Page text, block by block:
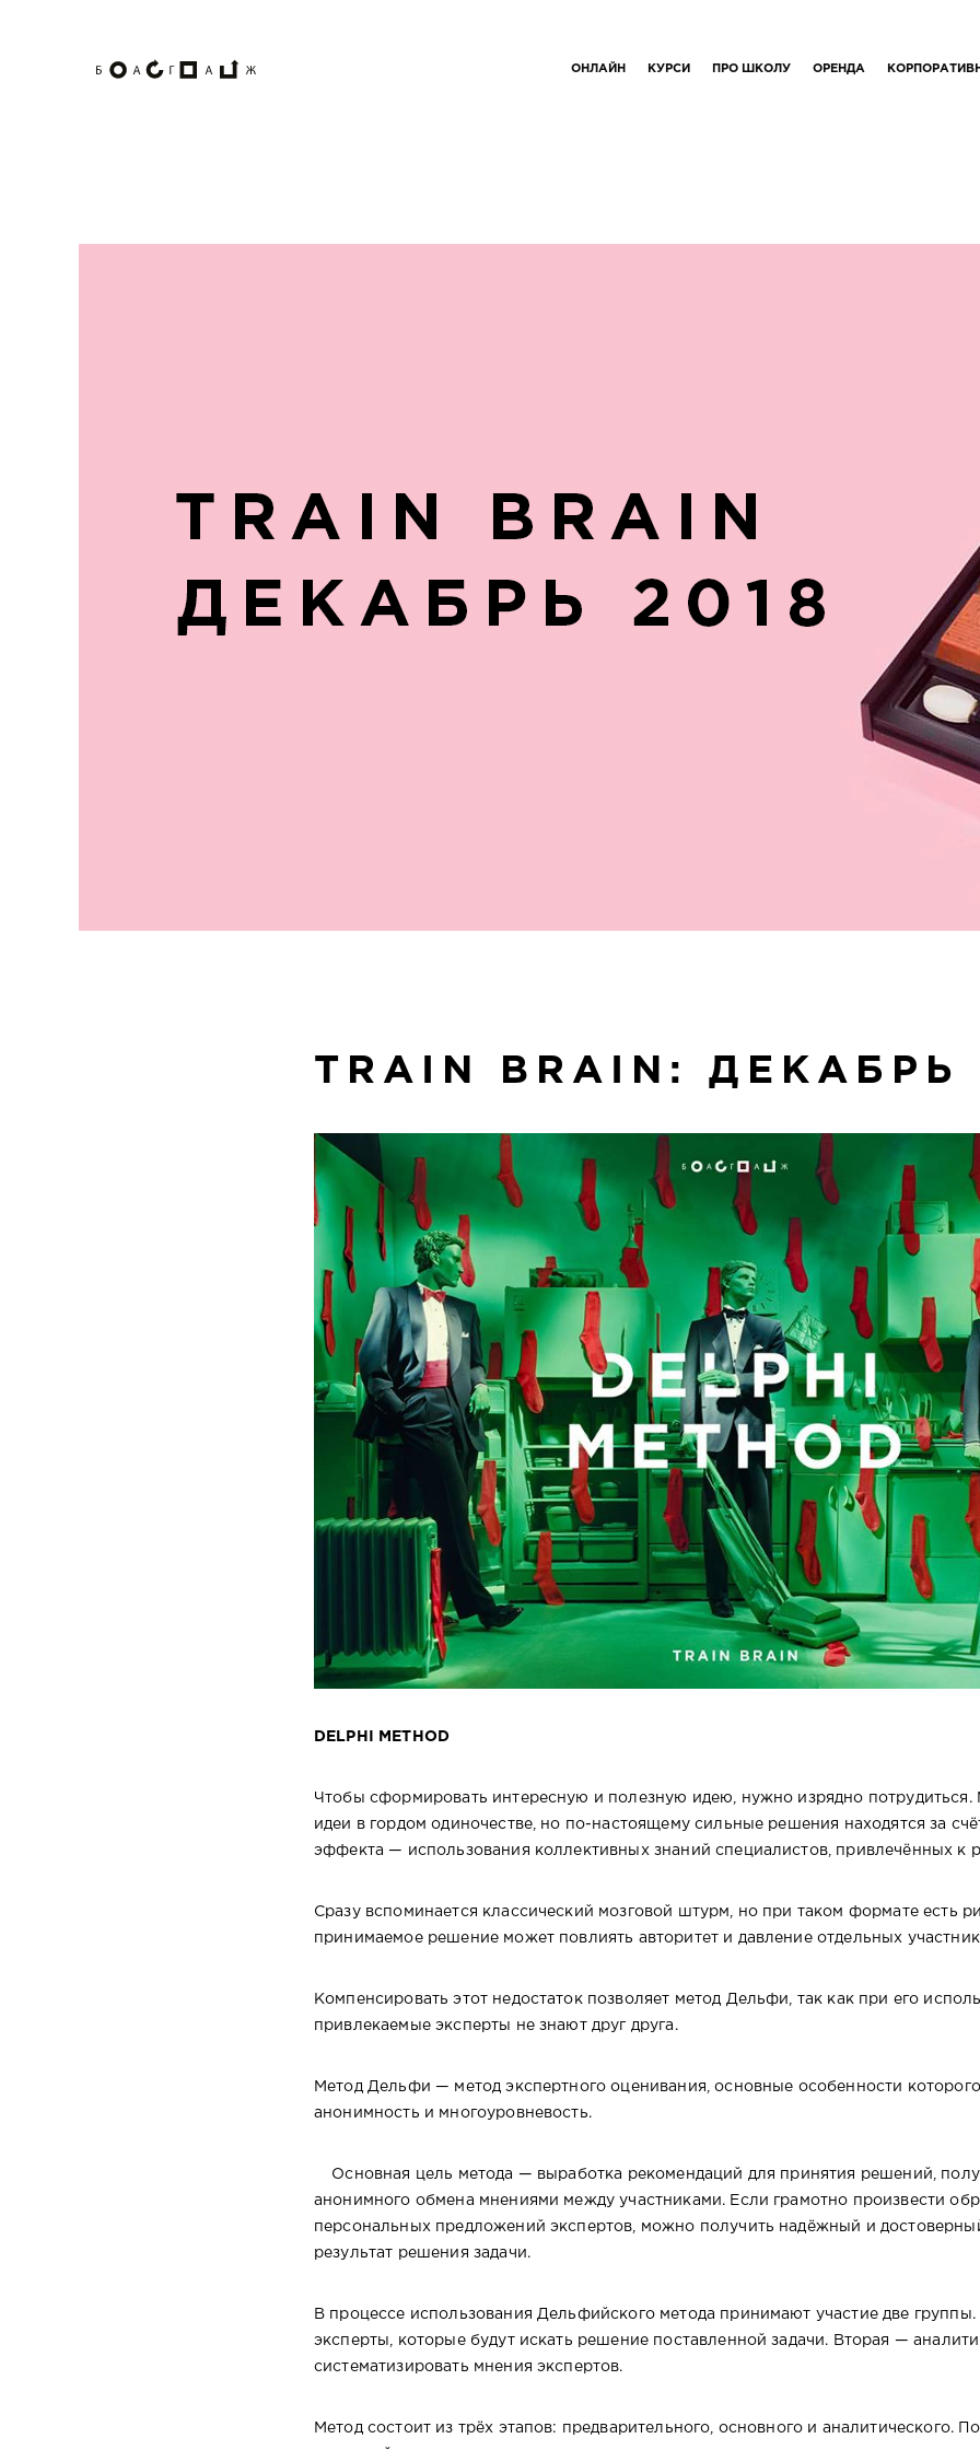
ОНЛАЙН КУРСИ ПРО ШКОЛУ ОРЕНДА
TRAIN BRAIN: ДЕКАБРЬ
DELPHI METHOD
Чтобы сформировать интересную и полезную идею, нужно изрядно потрудиться.
идеи в гордом одиночестве, но по-настоящему сильные решения находятся за
эффекта — использования коллективных знаний специалистов, привлечённых к
Сразу вспоминается классический мозговой штурм, но при таком формате есть
принимаемое решение может повлиять авторитет и давление отдельных
Компенсировать этот недостаток позволяет метод Дельфи, так как при его
привлекаемые эксперты не знают друг друга.
Метод Дельфи — метод экспертного оценивания, основные особенности
анонимность и многоуровневость.
Основная цель метода — выработка рекомендаций для принятия решений,
анонимного обмена мнениями между участниками. Если грамотно произвести
персональных предложений экспертов, можно получить надёжный и
результат решения задачи.
В процессе использования Дельфийского метода принимают участие две
эксперты, которые будут искать решение поставленной задачи. Вторая —
систематизировать мнения экспертов.
Метод состоит из трёх этапов: предварительного, основного и аналитического.